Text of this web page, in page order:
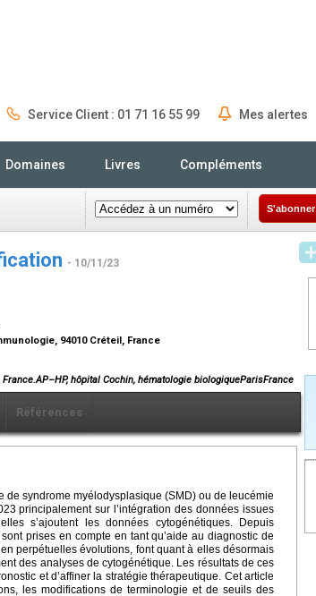
Service Client : 01 71 16 55 99 Mes alertes
Domaines Livres Compléments
S'abonner
- 10/11/23
94010 Créteil, France
hôpital Cochin, hématologie biologiqueParisFrance
Références
syndrome myélodysplasique (SMD) ou de leucémie
principalement sur l’intégration des données issues
s’ajoutent les données cytogénétiques. Depuis
prises en compte en tant qu’aide au diagnostic de
perpétuelles évolutions, font quant à elles désormais
des analyses de cytogénétique. Les résultats de ces
et d’affiner la stratégie thérapeutique. Cet article
les modifications de terminologie et de seuils des